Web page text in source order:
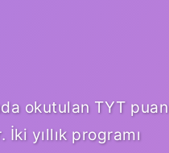
okutulan TYT puan
yıllık programı